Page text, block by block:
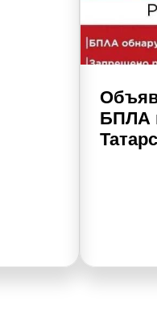
БПЛА